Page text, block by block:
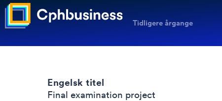
Tidligere årgange
Engelsk titel
Final examination project